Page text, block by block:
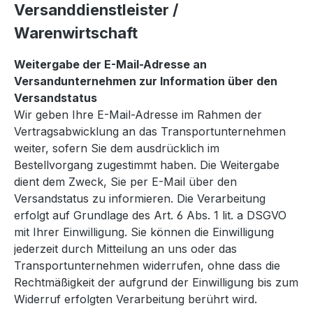
Versanddienstleister /
Warenwirtschaft
Weitergabe der E-Mail-Adresse an
Versandunternehmen zur Information über den
Versandstatus
Wir geben Ihre E-Mail-Adresse im Rahmen der
Vertragsabwicklung an das Transportunternehmen
weiter, sofern Sie dem ausdrücklich im
Bestellvorgang zugestimmt haben. Die Weitergabe
dient dem Zweck, Sie per E-Mail über den
Versandstatus zu informieren. Die Verarbeitung
erfolgt auf Grundlage des Art. 6 Abs. 1 lit. a DSGVO
mit Ihrer Einwilligung. Sie können die Einwilligung
jederzeit durch Mitteilung an uns oder das
Transportunternehmen widerrufen, ohne dass die
Rechtmäßigkeit der aufgrund der Einwilligung bis zum
Widerruf erfolgten Verarbeitung berührt wird.